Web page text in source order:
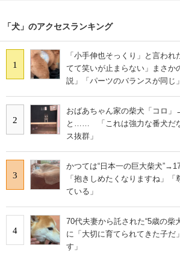
「犬」のアクセスランキング
1
「小手伸也そっくり」と言わ
てて笑いが止まらない」まさか
説」「パーツのバランスが同じ」
2
おばあちゃん家の柴犬「コロ
と…… 「これは強力な番犬だ
ス抜群」
3
かつては“日本一の巨大柴犬
「抱きしめたくなりますね」
ている」
4
70代夫妻から託された“5歳の
に「大切に育てられてきた子だ
す」